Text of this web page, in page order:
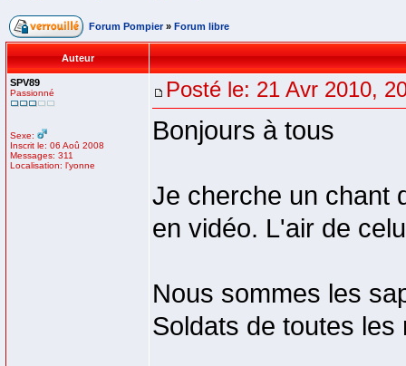
Forum Pompier » Forum libre
Auteur
SPV89
Passionné
Sexe:
Inscrit le: 06 Aoû 2008
Messages: 311
Localisation: l'yonne
Posté le: 21 Avr 2010,
Bonjours à tous
Je cherche un chant
en vidéo. L'air de
Nous sommes les
Soldats de toutes les